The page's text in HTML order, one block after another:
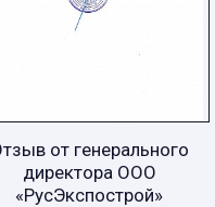
от генерального
директора ООО
«РусЭкспострой»